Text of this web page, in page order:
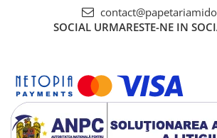
Cartuse originale
Benzi etichete originale Brother
Cartuse originale Develop
Cartuse originale Epson
Cartuse originale HP
SOCIAL URMARESTE-NE IN